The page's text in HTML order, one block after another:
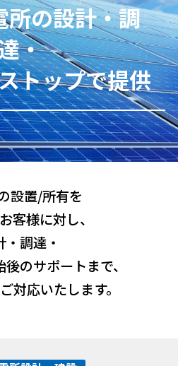
所の設計・調
・
トップで提供
設置/所有を
客様に対し、
・調達・
のサポートまで、
対応いたします。